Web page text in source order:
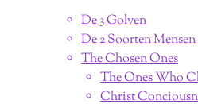
De 3 Golven
De 2 Soorten
The Chosen Ones
The Ones Who
Christ